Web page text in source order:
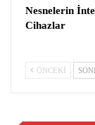
Nesnelerin
Cihazlar
ÖNCEKI